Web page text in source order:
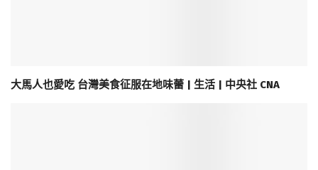
大馬人也愛吃 台灣美食征服在地味蕾 | 生活 | 中央社 CNA